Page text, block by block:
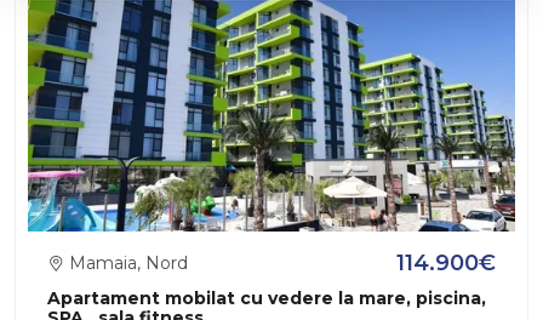
Apartament mobilat cu vedere la mare, piscina,
Mamaia, Nord 114.900€